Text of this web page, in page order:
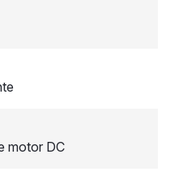
motor DC